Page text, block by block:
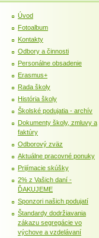
Úvod
Fotoalbum
Kontakty
Odbory a činnosti
Personálne obsadenie
Erasmus+
Rada školy
História školy
Školské podujatia - archív
Dokumenty školy, zmluvy a
faktúry
Odborový zväz
Aktuálne pracovné ponuky
Prijímacie skúšky
2% z Vašich daní -
ĎAKUJEME
Sponzori našich podujatí
Štandardy dodržiavania
zákazu segregácie vo
výchove a vzdelávaní